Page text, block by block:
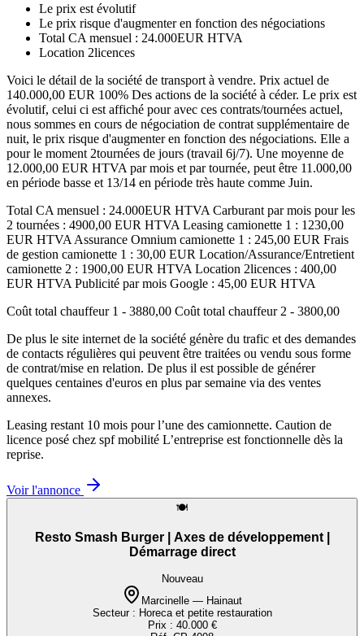
Le prix est évolutif
Le prix risque d'augmenter en fonction des négociations
Total CA mensuel : 24.000EUR HTVA
Location 2licences
Voici le détail de la société de transport à vendre. Prix actuel de
140.000,00 EUR 100% Des actions de la société à céder. Le prix est
évolutif, celui ci est affiché pour avec ces contrats/tournées actuel,
nous sommes en cours de négociation de contrat supplémentaire de
nuit, le prix risque d'augmenter en fonction des négociations. Elle a
pour le moment 2tournées de jours (travail 6j/7). Une moyenne de
12.000,00 EUR HTVA par mois et par tournée, peut être 11.000,00
en période basse et 13/14 en période très haute comme Juin.
Total CA mensuel : 24.000EUR HTVA Carburant par mois pour les
2 tournées : 4900,00 EUR HTVA Leasing camionette 1 : 1230,00
EUR HTVA Assurance Omnium camionette 1 : 245,00 EUR Frais
de gestion camionette 1 : 30,00 EUR Location/Assurance/Entretient
camionette 2 : 1900,00 EUR HTVA Location 2licences : 400,00
EUR HTVA Publicité par mois Google : 45,00 EUR HTVA
Coût total chauffeur 1 - 3880,00 Coût total chauffeur 2 - 3800,00
De plus le site internet de la société génère du trafic et des demandes
de contacts régulières qui peuvent être traitées ou vendu sous forme
de contrat/mise en relation. De plus il est possible de générer
quelques centaines d'euros en plus par semaine via des ventes
annexes.
Leasing restant 10 mois pour l’une des camionnette. Caution de
licence posé chez spf mobilité L’entreprise est fonctionnelle dès la
reprise.
Voir l'annonce
🍽️
Resto Smash Burger | Axes de développement |
Démarrage direct
Nouveau
Marcinelle — Hainaut
Secteur : Horeca et petite restauration
Prix : 40.000 €